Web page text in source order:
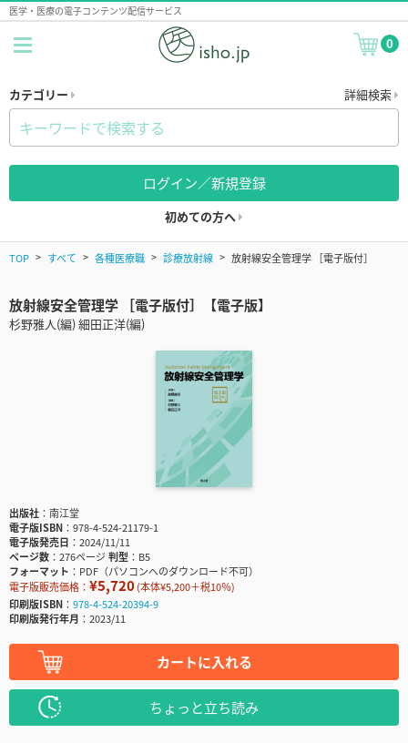
医学・医療の電子コンテンツ配信サービス
0
カテゴリー 詳細検索
ログイン／新規登録
初めての方へ
TOP すべて 各種医療職 診療放射線 放射線安全管理学 ［電子版付］
放射線安全管理学 ［電子版付］【電子版】
杉野雅人(編) 細田正洋(編)
出版社
南江堂
電子版ISBN
978-4-524-21179-1
電子版発売日
2024/11/11
ページ数
276ページ判型
B5
フォーマット
PDF（パソコンへのダウンロード不可）
電子版販売価格： ¥5,720(本体¥5,200＋税10％)
印刷版ISBN
978-4-524-20394-9
印刷版発行年月
2023/11
カートに入れる
ちょっと立ち読み